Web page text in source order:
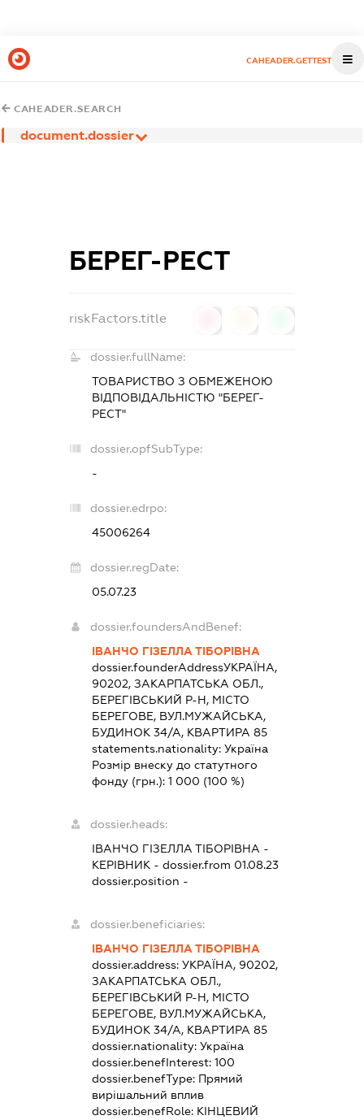
CAHEADER.GETTEST
CAHEADER.SEARCH
document.dossier
БЕРЕГ-РЕСТ
riskFactors.title
dossier.fullName:
ТОВАРИСТВО З ОБМЕЖЕНОЮ
ВІДПОВІДАЛЬНІСТЮ "БЕРЕГ-
РЕСТ"
dossier.opfSubType:
-
dossier.edrpo:
45006264
dossier.regDate:
05.07.23
dossier.foundersAndBenef:
ІВАНЧО ГІЗЕЛЛА ТІБОРІВНА
dossier.founderAddressУКРАЇНА,
90202, ЗАКАРПАТСЬКА ОБЛ.,
БЕРЕГІВСЬКИЙ Р-Н, МІСТО
БЕРЕГОВЕ, ВУЛ.МУЖАЙСЬКА,
БУДИНОК 34/А, КВАРТИРА 85
statements.nationality:Україна
Розмір внеску до статутного
фонду (грн.):1 000 (100 %)
dossier.heads:
ІВАНЧО ГІЗЕЛЛА ТІБОРІВНА -
КЕРІВНИК - dossier.from 01.08.23
dossier.position -
dossier.beneficiaries:
ІВАНЧО ГІЗЕЛЛА ТІБОРІВНА
dossier.address:УКРАЇНА, 90202,
ЗАКАРПАТСЬКА ОБЛ.,
БЕРЕГІВСЬКИЙ Р-Н, МІСТО
БЕРЕГОВЕ, ВУЛ.МУЖАЙСЬКА,
БУДИНОК 34/А, КВАРТИРА 85
dossier.nationality:Україна
dossier.benefInterest:100
dossier.benefType: Прямий
вирішальний вплив
dossier.benefRole: КІНЦЕВИЙ